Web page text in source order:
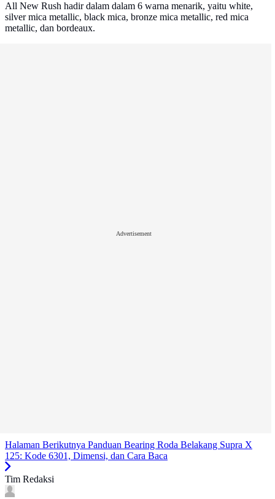
All New Rush hadir dalam dalam 6 warna menarik, yaitu white,
silver mica metallic, black mica, bronze mica metallic, red mica
metallic, dan bordeaux.
Advertisement
Halaman Berikutnya Panduan Bearing Roda Belakang Supra X
125: Kode 6301, Dimensi, dan Cara Baca
Tim Redaksi